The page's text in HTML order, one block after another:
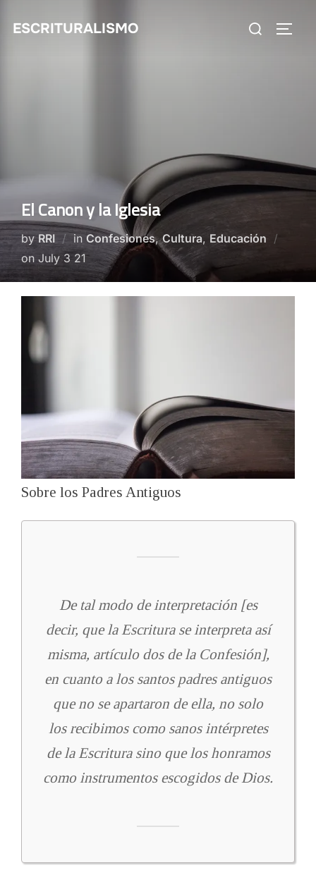
ESCRITURALISMO
Search
El Canon y la Iglesia
byRRI in Confesiones,Cultura, Educación
on Posted
on
July 3 21
Sobre los Padres Antiguos
De tal modo de interpretación [es
decir, que la Escritura se interpreta así
misma, artículo dos de la Confesión],
en cuanto a los santos padres antiguos
que no se apartaron de ella, no solo
los recibimos como sanos intérpretes
de la Escritura sino que los honramos
como instrumentos escogidos de Dios.